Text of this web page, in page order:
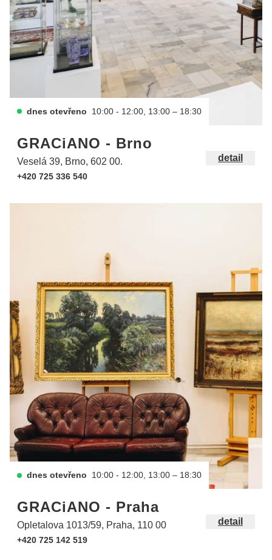
dnes otevřeno 10:00 - 12:00, 13:00 – 18:30
GRACiANO - Brno
Veselá 39, Brno, 602 00.
+420 725 336 540
detail
dnes otevřeno 10:00 - 12:00, 13:00 – 18:30
GRACiANO - Praha
Opletalova 1013/59, Praha, 110 00
+420 725 142 519
detail